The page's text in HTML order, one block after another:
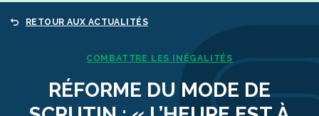
RETOUR AUX ACTUALITÉS
COMBATTRE LES INÉGALITÉS
RÉFORME DU MODE DE